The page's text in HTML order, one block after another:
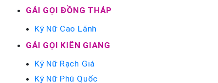
GÁI GỌI ĐỒNG THÁP
Kỹ Nữ Cao Lãnh
GÁI GỌI KIÊN GIANG
Kỹ Nữ Rạch Giá
Kỹ Nữ Phú Quốc